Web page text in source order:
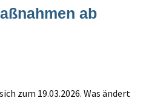
ab
zum 19.03.2026. Was ändert